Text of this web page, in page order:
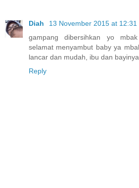
Diah
13 November 2015 at 12:31
gampang dibersihkan yo
selamat menyambut baby ya
lancar dan mudah, ibu dan
Reply